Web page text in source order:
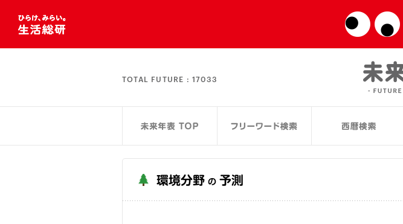
TOTAL FUTURE : 17033
環境分野 の 予測